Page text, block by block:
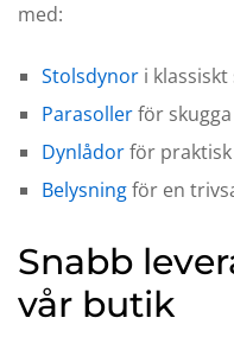
med:
Stolsdynor i
Parasollerför
Dynlådorför
Belysningför en
Snabb
vår butik